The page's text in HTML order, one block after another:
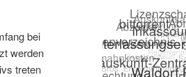
bei
werden
treten